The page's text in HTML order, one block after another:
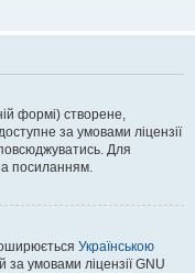
формі) створене,
за умовами ліцензії
Для
посиланням.
Українською
умовами ліцензії GNU